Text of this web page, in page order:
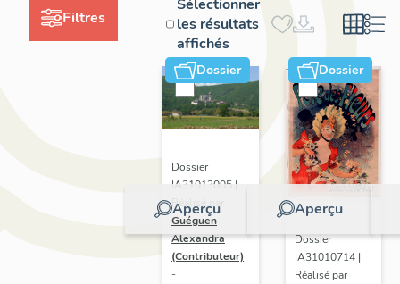
Filtres
Sélectionner
les résultats
affichés
Dossier
Aperçu
Dossier
IA31013005 |
Réalisé par
Guéguen
Alexandra
(Contributeur)
-
Dossier
Aperçu
Dossier
IA31010714 |
Réalisé par